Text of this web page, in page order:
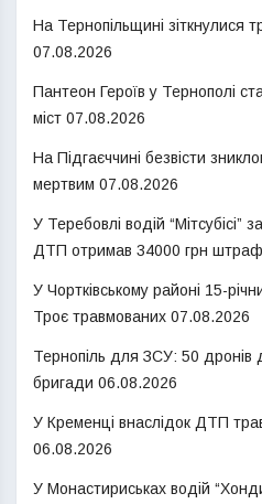
На Тернопільщині зіткнулися
07.08.2026
Пантеон Героїв у Тернополі
міст 07.08.2026
На Підгаєччині безвісти
мертвим 07.08.2026
У Теребовлі водій “Мітсубісі”
ДТП отримав 34000 грн
У Чортківському районі 15-
Троє травмованих 07.08.2026
Тернопіль для ЗСУ: 50 дронів
бригади 06.08.2026
У Кременці внаслідок ДТП
06.08.2026
У Монастириськах водій